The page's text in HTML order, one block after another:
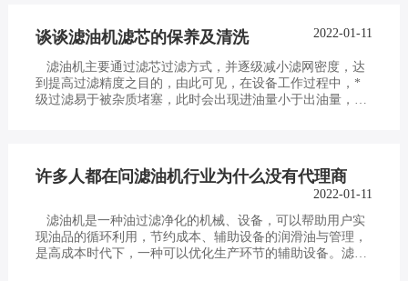
谈谈滤油机滤芯的保养及清洗 2022-01-11
滤油机主要通过滤芯过滤方式，并逐级减小滤网密度，达
到提高过滤精度之目的，由此可见，在设备工作过程中，*
级过滤易于被杂质堵塞，此时会出现进油量小于出油量，进
许多人都在问滤油机行业为什么没有代理商
2022-01-11
滤油机是一种油过滤净化的机械、设备，可以帮助用户实
现油品的循环利用，节约成本、辅助设备的润滑油与管理，
是高成本时代下，一种可以优化生产环节的辅助设备。滤油